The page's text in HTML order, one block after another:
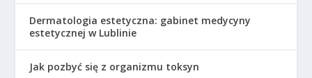
Dermatologia estetyczna: gabinet medycyny
estetycznej w Lublinie
Jak pozbyć się z organizmu toksyn